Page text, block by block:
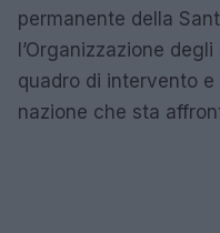
permanente della
l’Organizzazione
quadro di intervento
nazione che sta